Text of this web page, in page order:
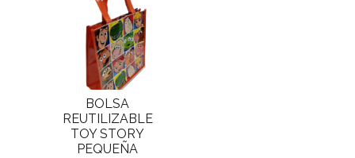
BOLSA
REUTILIZABLE
TOY STORY
PEQUEÑA